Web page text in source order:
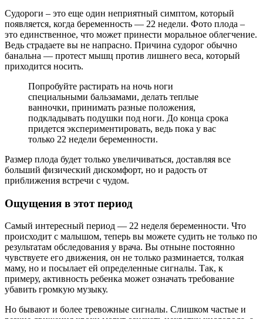
Судороги – это еще один неприятный симптом, который
появляется, когда беременность — 22 недели. Фото плода –
это единственное, что может принести моральное облегчение.
Ведь страдаете вы не напрасно. Причина судорог обычно
банальна — протест мышц против лишнего веса, который
приходится носить.
Попробуйте растирать на ночь ноги
специальными бальзамами, делать теплые
ванночки, принимать разные положения,
подкладывать подушки под ноги. До конца срока
придется экспериментировать, ведь пока у вас
только 22 недели беременности.
Размер плода будет только увеличиваться, доставляя все
больший физический дискомфорт, но и радость от
приближения встречи с чудом.
Ощущения в этот период
Самый интересный период — 22 неделя беременности. Что
происходит с малышом, теперь вы можете судить не только по
результатам обследования у врача. Вы отныне постоянно
чувствуете его движения, он не только разминается, толкая
маму, но и посылает ей определенные сигналы. Так, к
примеру, активность ребенка может означать требование
убавить громкую музыку.
Но бывают и более тревожные сигналы. Слишком частые и